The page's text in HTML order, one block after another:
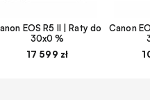
EOS R5 II | Raty do
30x0 %
17 599 zł
Canon